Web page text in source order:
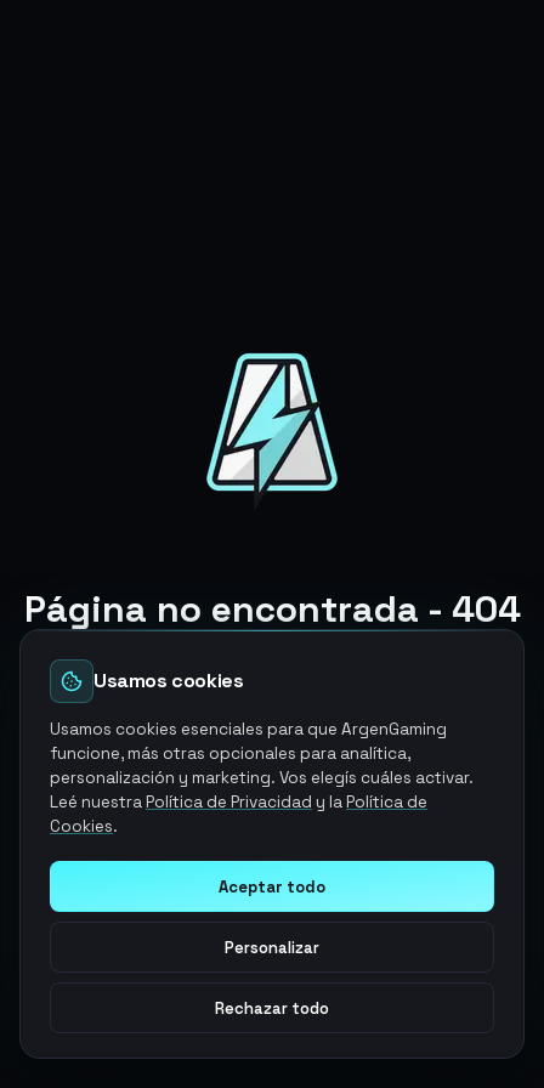
Página no encontrada - 404
esta disponible
Volver a la página de inicio
Explorar otros servicios
Usamos cookies
Usamos cookies esenciales para que ArgenGaming
funcione, más otras opcionales para analítica,
personalización y marketing. Vos elegís cuáles activar.
Leé nuestraPolítica de Privacidad y laPolítica de
Cookies.
Aceptar todo
Personalizar
Rechazar todo